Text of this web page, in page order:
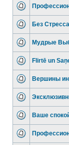
Без
Мудрые
Flirtē un
Вершины
Ваше